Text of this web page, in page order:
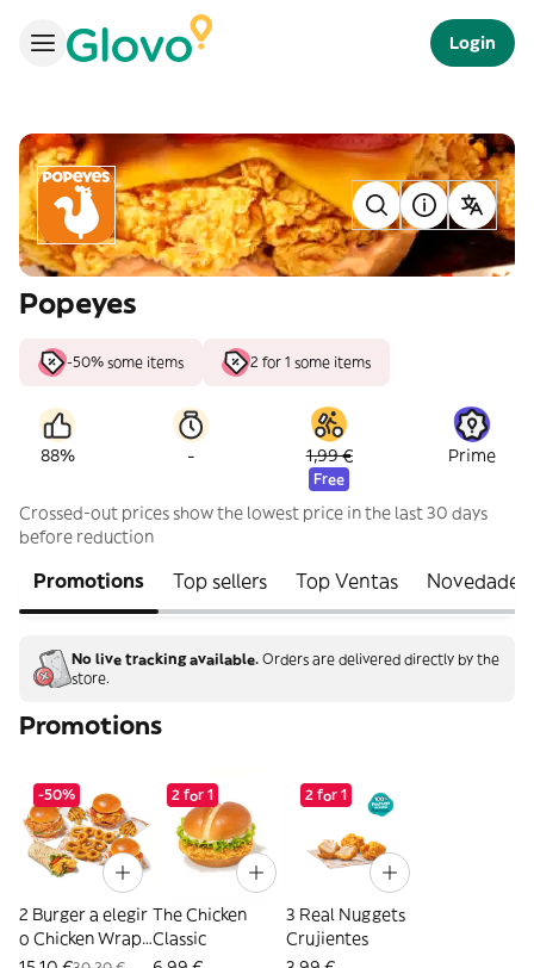
Login
Popeyes
-50% some items 2 for 1 some items
88% - 1,99 €
Free
Prime
Crossed-out prices show the lowest price in the last 30 days
before reduction
Promotions Top sellers Top Ventas Novedades
No live tracking available. Orders are delivered directly by the
store.
Promotions
-50%
2 Burger a elegir
o Chicken Wrap
+ 2 Patatas + 10
2 for 1
The Chicken
Classic
2 for 1
3 Real Nuggets
Crujientes